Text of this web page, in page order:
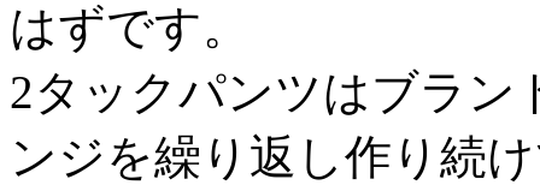
はずです。
2タックパンツはブラン
ンジを繰り返し作り続